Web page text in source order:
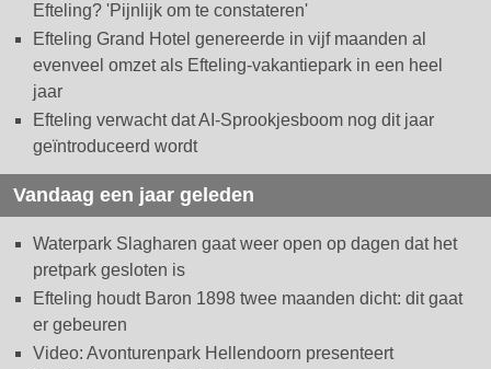
Efteling? 'Pijnlijk om te constateren'
Efteling Grand Hotel genereerde in vijf maanden al
evenveel omzet als Efteling-vakantiepark in een heel
jaar
Efteling verwacht dat AI-Sprookjesboom nog dit jaar
geïntroduceerd wordt
Vandaag een jaar geleden
Waterpark Slagharen gaat weer open op dagen dat het
pretpark gesloten is
Efteling houdt Baron 1898 twee maanden dicht: dit gaat
er gebeuren
Video: Avonturenpark Hellendoorn presenteert